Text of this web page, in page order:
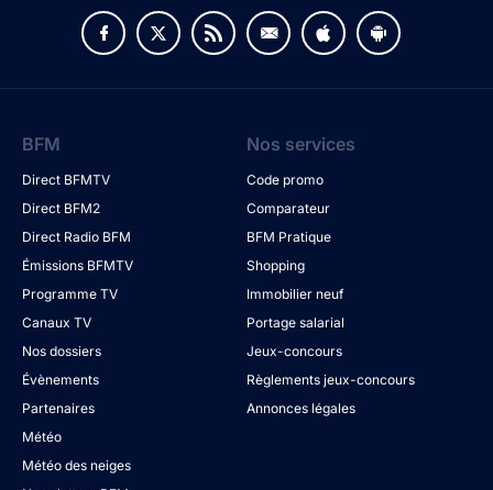
BFM
Direct BFMTV
Direct BFM2
Direct Radio BFM
Émissions BFMTV
Programme TV
Canaux TV
Nos dossiers
Évènements
Partenaires
Météo
Météo des neiges
Nos services
Code promo
Comparateur
BFM Pratique
Shopping
Immobilier neuf
Portage salarial
Jeux-concours
Règlements jeux-concours
Annonces légales